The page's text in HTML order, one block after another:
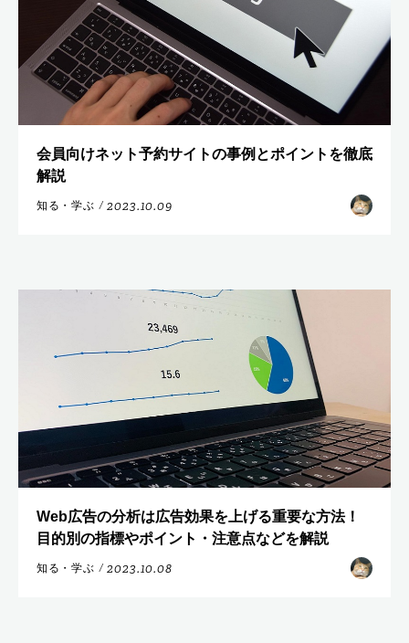
会員向けネット予約サイトの事例とポイントを徹底
解説
知る・学ぶ / 2023.10.09
Web広告の分析は広告効果を上げる重要な方法！
目的別の指標やポイント・注意点などを解説
知る・学ぶ / 2023.10.08